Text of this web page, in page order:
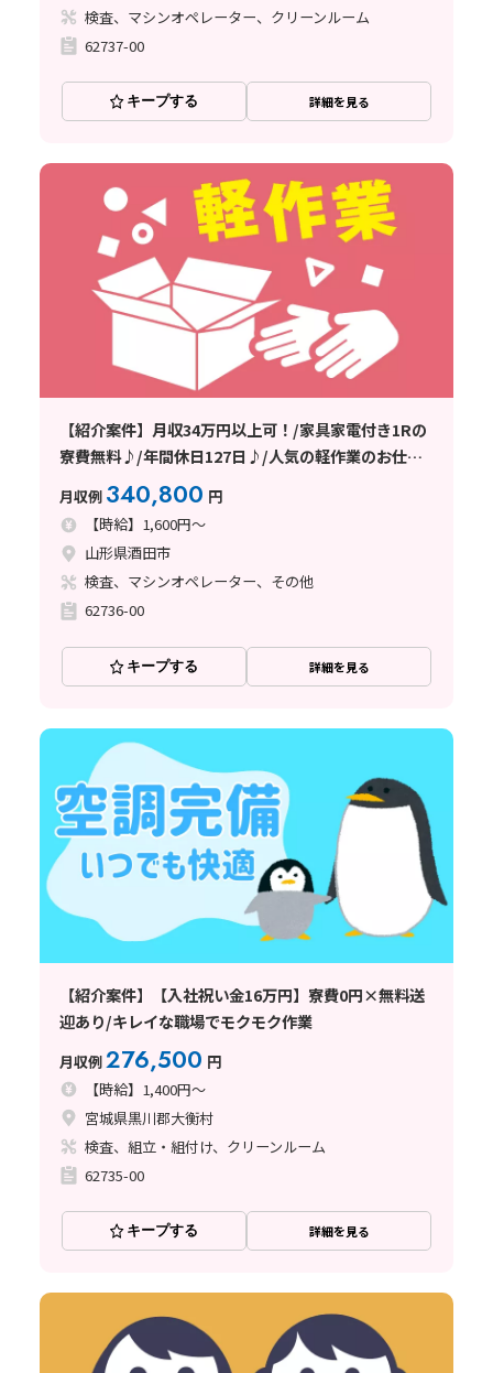
検査、マシンオペレーター、クリーンルーム
62737-00
キープする 詳細を見る
【紹介案件】月収34万円以上可！/家具家電付き1Rの
寮費無料♪/年間休日127日♪/人気の軽作業のお仕事
月収例 340,800 円
【時給】1,600円～
山形県酒田市
検査、マシンオペレーター、その他
62736-00
キープする 詳細を見る
【紹介案件】【入社祝い金16万円】寮費0円×無料送
迎あり/キレイな職場でモクモク作業
月収例276,500 円
【時給】1,400円～
宮城県黒川郡大衡村
検査、組立・組付け、クリーンルーム
62735-00
キープする 詳細を見る